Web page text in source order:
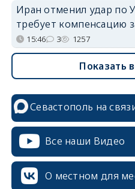
Иран отменил удар по
требует компенсацию
15:46 3 1257
Показать
Севастополь на
Все наши Видео
О местном для